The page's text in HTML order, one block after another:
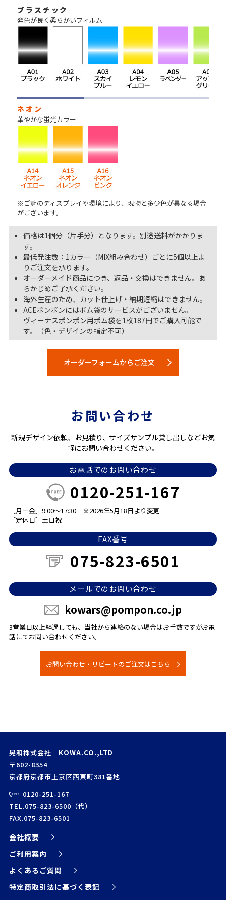
プラスチック
発色が良く柔らかいフィルム
ネオン
華やかな蛍光カラー
※ご覧のディスプレイや環境により、現物と多少色が異なる場合
がございます。
価格は1個分（片手分）となります。別途送料がかかりま
す。
最低発注数：1カラー（MIX組み合わせ）ごとに5個以上よ
りご注文を承ります。
オーダーメイド商品につき、返品・交換はできません。あ
らかじめご了承ください。
海外生産のため、カット仕上げ・納期短縮はできません。
ACEポンポンにはポム袋のサービスがございません。
ヴィーナスポンポン用ポム袋を1枚187円でご購入可能で
す。（色・デザインの指定不可）
オーダーフォームからご注文
お問い合わせ
新規デザイン依頼、お見積り、サイズサンプル貸し出しなどお気
軽にお問い合わせください。
お電話でのお問い合わせ
0120-251-167
［月ー金］9:00～17:30
※2026年5月18日より変更
［定休日］土日祝
FAX番号
075-823-6501
メールでのお問い合わせ
kowars@pompon.co.jp
3営業日以上経過しても、当社から連絡のない場合はお手数ですがお電
話にてお問い合わせください。
お問い合わせ・リピートのご注文はこちら
晃和株式会社 KOWA.CO.,LTD
〒602-8354
京都府京都市上京区西東町381番地
0120-251-167
TEL.075-823-6500（代）
FAX.075-823-6501
会社概要
ご利用案内
よくあるご質問
特定商取引法に基づく表記